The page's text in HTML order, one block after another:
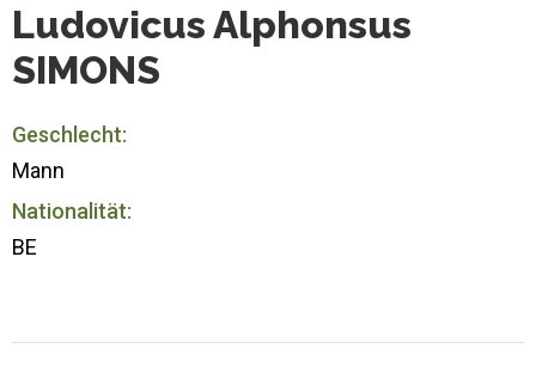
Ludovicus Alphonsus
SIMONS
Geschlecht:
Mann
Nationalität:
BE